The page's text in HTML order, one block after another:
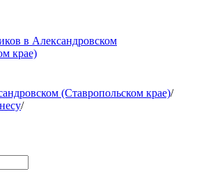
в Александровском
крае)
(Ставропольском крае)/
/